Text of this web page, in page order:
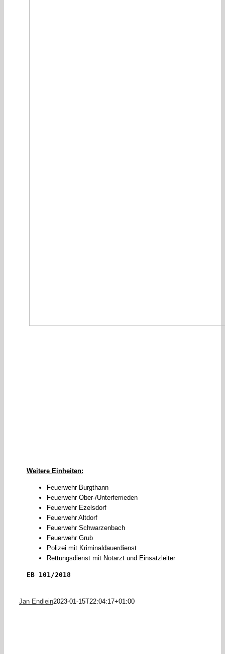
Weitere Einheiten:
Feuerwehr Burgthann
Feuerwehr Ober-/Unterferrieden
Feuerwehr Ezelsdorf
Feuerwehr Altdorf
Feuerwehr Schwarzenbach
Feuerwehr Grub
Polizei mit Kriminaldauerdienst
Rettungsdienst mit Notarzt und Einsatzleiter
EB 101/2018
Jan Endlein2023-01-15T22:04:17+01:00